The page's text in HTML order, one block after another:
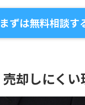
まずは無料相談す
却しにくい